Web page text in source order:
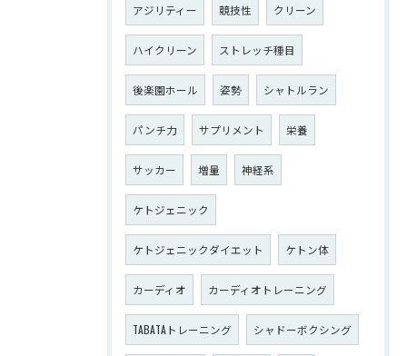
アジリティー 競技性 クリーン
ハイクリーン ストレッチ種目
後楽園ホール 姿勢 シャトルラン
パンチ力 サプリメント 栄養
サッカー 増量 神経系
ケトジェニック
ケトジェニックダイエット ケトン体
カーディオ カーディオトレーニング
TABATAトレーニング シャドーボクシング